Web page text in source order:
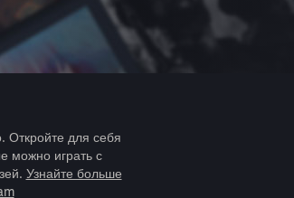
Откройте для себя
можно играть с
Узнайте больше